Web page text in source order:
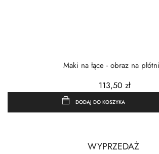
Maki na łące - obraz na
113,50 zł
DODAJ DO KOSZYKA
WYPRZEDAŻ